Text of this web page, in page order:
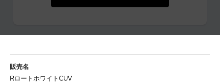
販売名
RロートホワイトCUV